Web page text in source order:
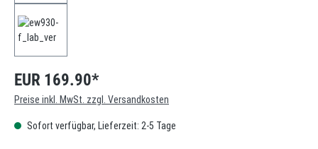
EUR 169.90*
Preise inkl. MwSt. zzgl. Versandkosten
Sofort verfügbar, Lieferzeit: 2-5 Tage